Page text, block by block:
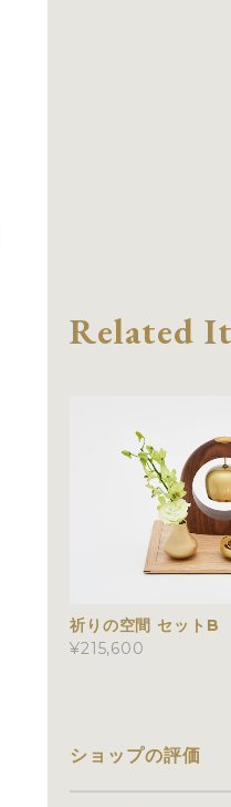
Related
祈りの空間 セットB
¥215,600
ショップの評価